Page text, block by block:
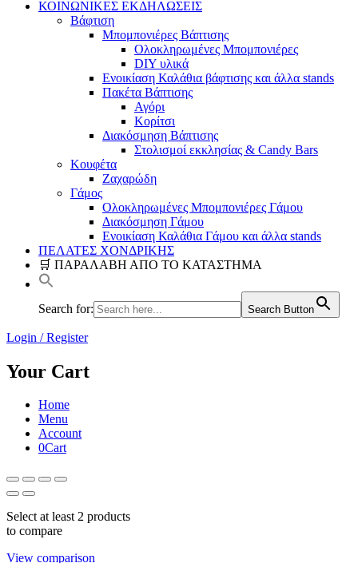
ΚΟΙΝΩΝΙΚΕΣ ΕΚΔΗΛΩΣΕΙΣ
Βάφτιση
Μπομπονιέρες Βάπτισης
Ολοκληρωμένες Μπομπονιέρες
DIY υλικά
Ενοικίαση Καλάθια βάφτισης και άλλα stands
Πακέτα Βάπτισης
Αγόρι
Κορίτσι
Διακόσμηση Βάπτισης
Στολισμοί εκκλησίας & Candy Bars
Κουφέτα
Ζαχαρώδη
Γάμος
Ολοκληρωμένες Μπομπονιέρες Γάμου
Διακόσμηση Γάμου
Ενοικίαση Καλάθια Γάμου και άλλα stands
ΠΕΛΑΤΕΣ ΧΟΝΔΡΙΚΗΣ
🛒 ΠΑΡΑΛΑΒΗ ΑΠΟ ΤΟ ΚΑΤΑΣΤΗΜΑ
Search for: Search Button
Login / Register
Your Cart
Home
Menu
Account
0Cart
Select at least 2 products
to compare
View comparison